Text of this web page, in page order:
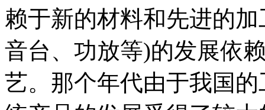
赖于新的材料和先进的
音台、功放等)的发展依
艺。那个年代由于我国